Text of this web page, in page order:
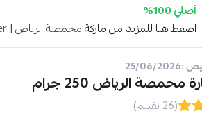
أصلي 100%
اضغط هنا للمزيد من ماركةمحمصة الرياض | ArriyadhRoaster
2026
محمصة الرياض 250 جرام
(26 تقييم)